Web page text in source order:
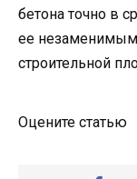
бетона точно в
ее
строительной
Оцените статью